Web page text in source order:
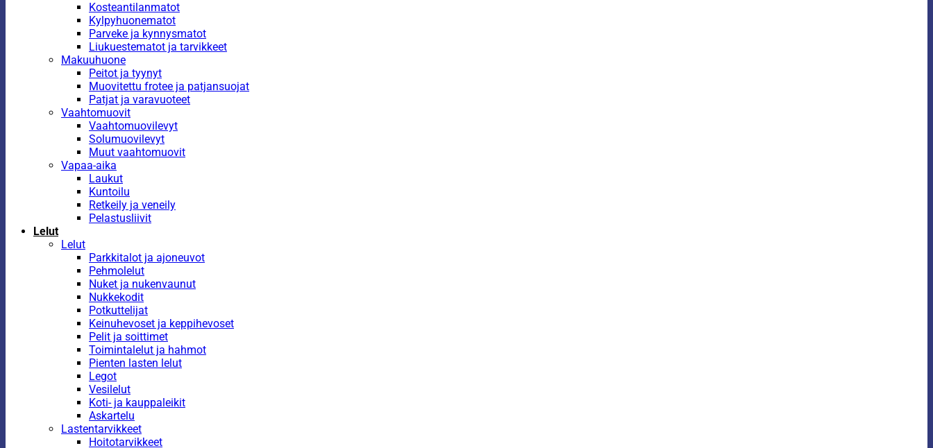
Kosteantilanmatot
Kylpyhuonematot
Parveke ja kynnysmatot
Liukuestematot ja tarvikkeet
Makuuhuone
Peitot ja tyynyt
Muovitettu frotee ja patjansuojat
Patjat ja varavuoteet
Vaahtomuovit
Vaahtomuovilevyt
Solumuovilevyt
Muut vaahtomuovit
Vapaa-aika
Laukut
Kuntoilu
Retkeily ja veneily
Pelastusliivit
Lelut
Lelut
Parkkitalot ja ajoneuvot
Pehmolelut
Nuket ja nukenvaunut
Nukkekodit
Potkuttelijat
Keinuhevoset ja keppihevoset
Pelit ja soittimet
Toimintalelut ja hahmot
Pienten lasten lelut
Legot
Vesilelut
Koti- ja kauppaleikit
Askartelu
Lastentarvikkeet
Hoitotarvikkeet